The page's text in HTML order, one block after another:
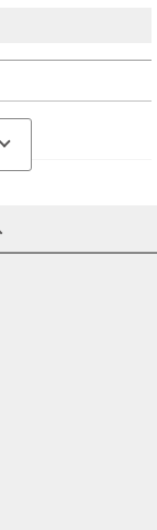
受けできませんこ
になれませんの
合でも、本体・本
います。ご注文前
い。
品